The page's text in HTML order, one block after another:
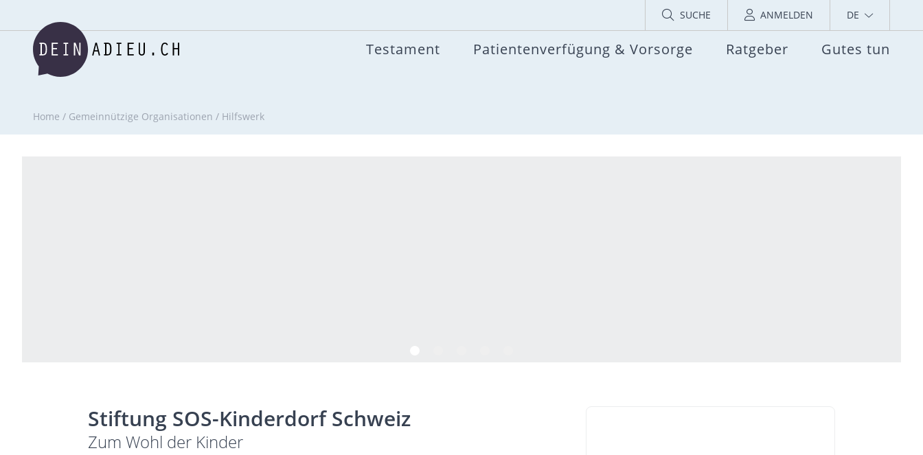
SUCHE ANMELDEN DE
Testament Patientenverfügung & Vorsorge Ratgeber Gutes tun
Home / Gemeinnützige Organisationen / Hilfswerk
Stiftung SOS-Kinderdorf Schweiz
Zum Wohl der Kinder